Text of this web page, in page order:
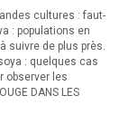
cultures : faut-
: populations en
suivre de plus près.
: quelques cas
observer les
DANS LES